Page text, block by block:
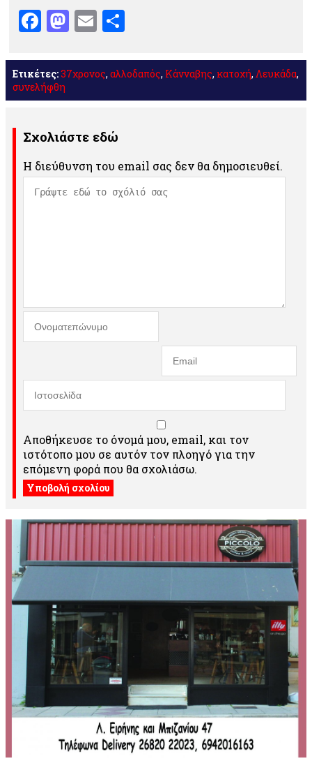
Facebook
Mastodon
Email
Ετικέτες:37χρονος, αλλοδαπός, Κάνναβης, κατοχή, Λευκάδα,
συνελήφθη
Σχολιάστε εδώ
Η διεύθυνση του email σας δεν θα δημοσιευθεί.
Αποθήκευσε το όνομά μου, email, και τον
ιστότοπο μου σε αυτόν τον πλοηγό για την
επόμενη φορά που θα σχολιάσω.